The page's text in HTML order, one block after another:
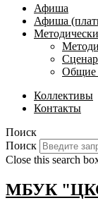
Афиша
Афиша
Общие
Коллективы
Контакты
Поиск
Поиск
Close this search
МБУК "ЦКС